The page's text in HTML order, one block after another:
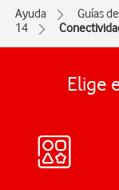
Ayuda Guías
14
Elige